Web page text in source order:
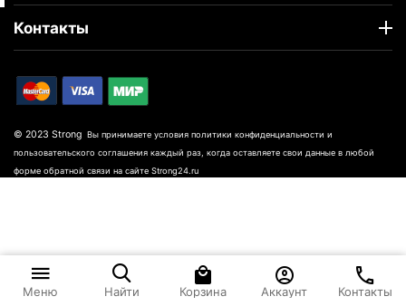
Контакты
© 2023 Strong Вы принимаете условия политики конфиденциальности и
пользовательского соглашения каждый раз, когда оставляете свои данные в любой
форме обратной связи на сайте Strong24.ru
Меню Найти Корзина Аккаунт Контакты